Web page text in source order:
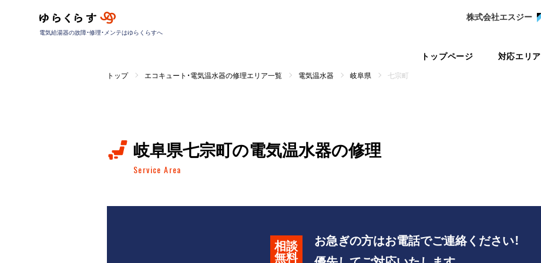
電気給湯器の故障・修理・メンテはゆらくらすへ
株式会社エスジー
トップページ 対応エリア
トップ エコキュート・電気温水器の修理エリア一覧 電気温水器 岐阜県 七宗町
岐阜県七宗町の電気温水器の修理
Service Area
相談
無料
お急ぎの方はお電話でご連絡ください！